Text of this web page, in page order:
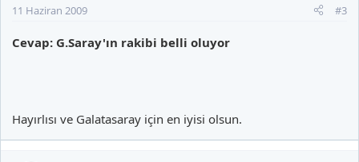
11 Haziran 2009 #3
Cevap: G.Saray'ın rakibi belli oluyor
Hayırlısı ve Galatasaray için en iyisi olsun.